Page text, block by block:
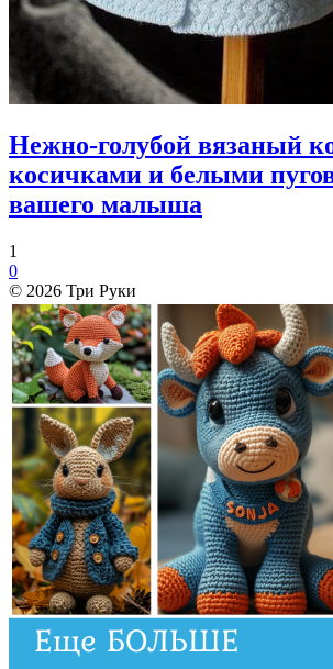
Нежно-голубой вязаный
косичками и белыми
вашего малыша
1
0
© 2026 Три Руки